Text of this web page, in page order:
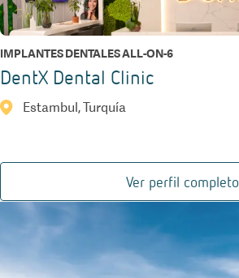
IMPLANTES DENTALES ALL-ON-6
DentX Dental Clinic
Estambul, Turquía
Ver perfil completo